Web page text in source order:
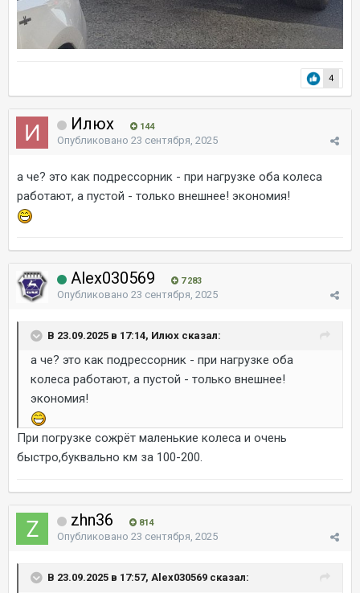
4
Илюх 144
Опубликовано 23 сентября, 2025
а че? это как подрессорник - при нагрузке оба колеса
работают, а пустой - только внешнее! экономия!
Alex030569 7 283
Опубликовано 23 сентября, 2025
В 23.09.2025 в 17:14, Илюх сказал:
а че? это как подрессорник - при нагрузке оба
колеса работают, а пустой - только внешнее!
экономия!
При погрузке сожрёт маленькие колеса и очень
быстро,буквально км за 100-200.
zhn36 814
Опубликовано 23 сентября, 2025
В 23.09.2025 в 17:57, Alex030569 сказал: